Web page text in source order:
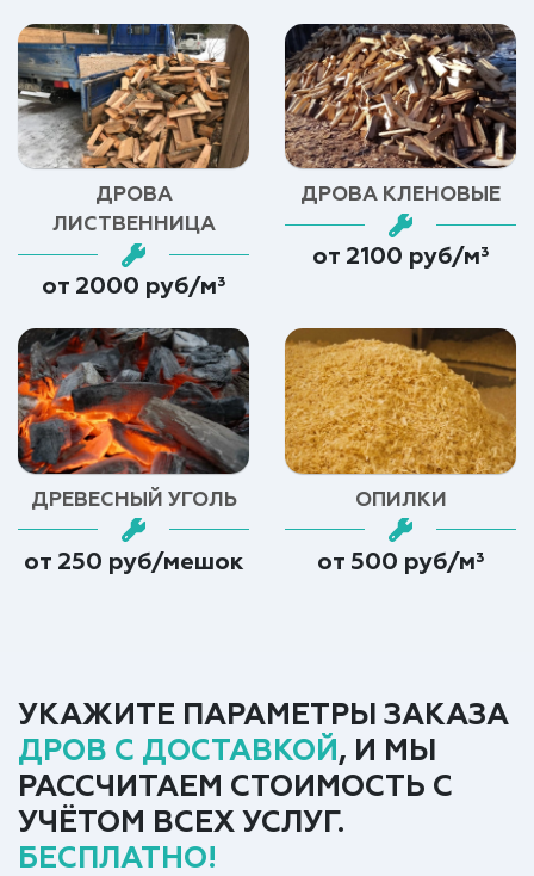
ДРОВА
ЛИСТВЕННИЦА
от 2000 руб/м³
ДРОВА КЛЕНОВЫЕ
от 2100 руб/м³
ДРЕВЕСНЫЙ УГОЛЬ
от 250 руб/мешок
ОПИЛКИ
от 500 руб/м³
УКАЖИТЕ ПАРАМЕТРЫ ЗАКАЗА
ДРОВ С ДОСТАВКОЙ , И МЫ
РАССЧИТАЕМ СТОИМОСТЬ С
УЧЁТОМ ВСЕХ УСЛУГ.
БЕСПЛАТНО!